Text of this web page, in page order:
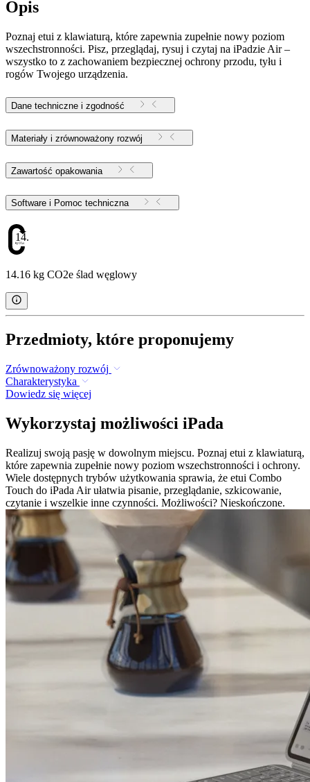
Opis
Poznaj etui z klawiaturą, które zapewnia zupełnie nowy poziom
wszechstronności. Pisz, przeglądaj, rysuj i czytaj na iPadzie Air –
wszystko to z zachowaniem bezpiecznej ochrony przodu, tyłu i
rogów Twojego urządzenia.
Dane techniczne i zgodność
Materiały i zrównoważony rozwój
Zawartość opakowania
Software i Pomoc techniczna
14.16
14.16 kg CO2e ślad węglowy
Przedmioty, które proponujemy
Zrównoważony rozwój
Charakterystyka
Dowiedz się więcej
Wykorzystaj możliwości iPada
Realizuj swoją pasję w dowolnym miejscu. Poznaj etui z klawiaturą,
które zapewnia zupełnie nowy poziom wszechstronności i ochrony.
Wiele dostępnych trybów użytkowania sprawia, że etui Combo
Touch do iPada Air ułatwia pisanie, przeglądanie, szkicowanie,
czytanie i wszelkie inne czynności. Możliwości? Nieskończone.